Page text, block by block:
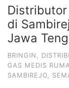
Distributor
di
Jawa
BRINGIN
GAS MEDIS
SAMBIREJO